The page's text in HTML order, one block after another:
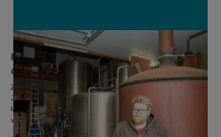
Hoevebrouwer start plukweide voor
optimaal rendement per hectare
Zijn ouders waren geen landbouwers. Daarom moest Dries
Janssens (38) creatief te werk gaan om zelf een
landbouwbedrijf op te bouwen. In ruim 15 jaar bouwde hij een
vierkantshoeve uit tot een...